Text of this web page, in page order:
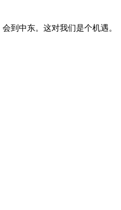
到中东。这对我们是个机遇。